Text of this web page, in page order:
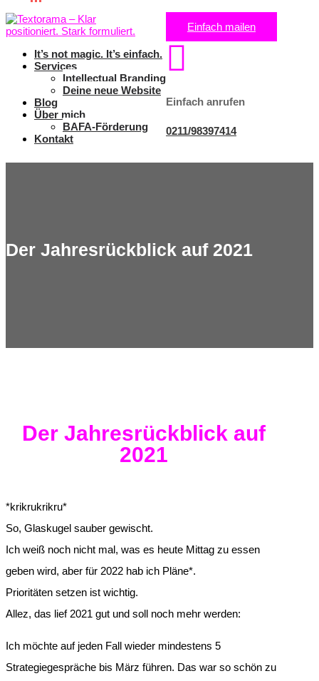
It’s not magic. It’s einfach.
Services
Intellectual Branding
Deine neue Website
Blog
Über mich
BAFA-Förderung
Kontakt
Einfach mailen

Einfach anrufen
0211/98397414
Der Jahresrückblick auf 2021
Der Jahresrückblick auf
2021
*krikrukrikru*
So, Glaskugel sauber gewischt.
Ich weiß noch nicht mal, was es heute Mittag zu essen
geben wird, aber für 2022 hab ich Pläne*.
Prioritäten setzen ist wichtig.
Allez, das lief 2021 gut und soll noch mehr werden:
Ich möchte auf jeden Fall wieder mindestens 5
Strategiegespräche bis März führen. Das war so schön zu